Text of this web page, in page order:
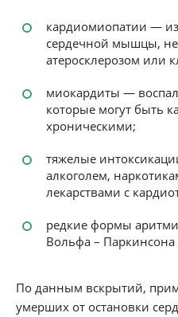
кардиомиопатии —
сердечной мышцы, не
атеросклерозом или
миокардиты —
которые могут быть
хроническими;
тяжелые
алкоголем,
лекарствами с
редкие формы
Вольфа – Паркинсона
По данным вскрытий,
умерших от остановки